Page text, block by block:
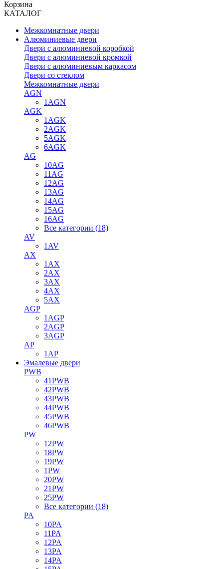
Корзина
КАТАЛОГ
Межкомнатные двери
Алюминиевые двери
Двери с алюминиевой коробкой
Двери с алюминиевой кромкой
Двери с алюминиевым каркасом
Двери со стеклом
Межкомнатные двери
AGN
1AGN
AGK
1AGK
2AGK
5AGK
6AGK
AG
10AG
11AG
12AG
13AG
14AG
15AG
16AG
Все категории (18)
AV
1AV
AX
1AX
2AX
3AX
4AX
5AX
AGP
1AGP
2AGP
3AGP
AP
1AP
Эмалевые двери
PWB
41PWB
42PWB
43PWB
44PWB
45PWB
46PWB
PW
12PW
18PW
19PW
1PW
20PW
21PW
25PW
Все категории (18)
PA
10PA
11PA
12PA
13PA
14PA